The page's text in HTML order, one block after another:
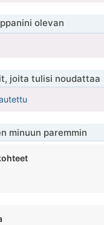
olevan
joita tulisi noudattaa
minuun paremmin